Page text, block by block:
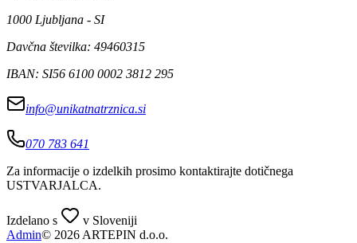
1000 Ljubljana - SI
Davčna številka: 49460315
IBAN: SI56 6100 0002 3812 295
info@unikatnatrznica.si
070 783 641
Za informacije o izdelkih prosimo kontaktirajte dotičnega
USTVARJALCA.
Izdelano s
v Sloveniji
Admin© 2026 ARTEPIN d.o.o.